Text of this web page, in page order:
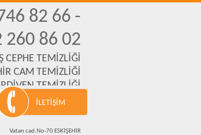
82 66 -
260 86 02
CEPHE TEMİZLİĞİ
CAM TEMİZLİĞİ
TEMİZLİĞİ
TEMİZLİKLERİ
Vatan cad.No-70 ESKİŞEHİR
İLETİŞİM